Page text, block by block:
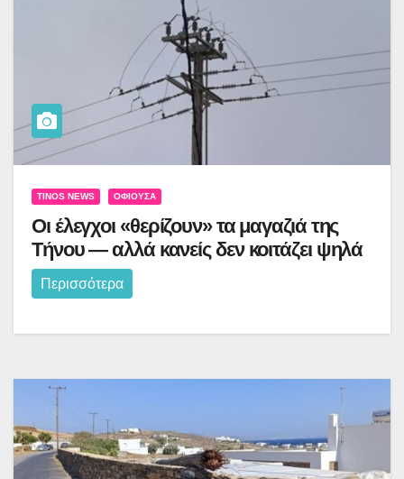
TINOS NEWS ΟΦΙΟΎΣΑ
Οι έλεγχοι «θερίζουν» τα μαγαζιά της
Τήνου — αλλά κανείς δεν κοιτάζει ψηλά
Περισσότερα